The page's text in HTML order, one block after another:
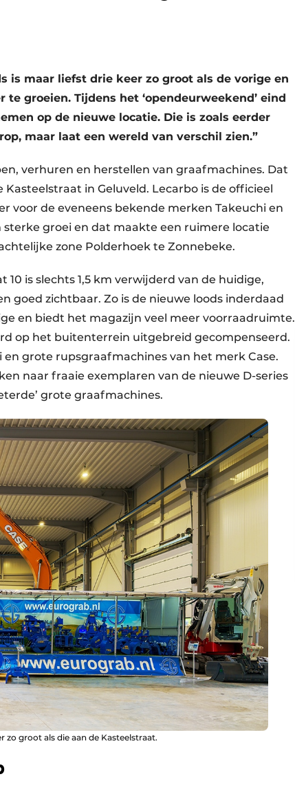
is maar liefst drie keer zo groot als de vorige en
groeien. Tijdens het ‘opendeurweekend’ eind
op de nieuwe locatie. Die is zoals eerder
maar laat een wereld van verschil zien.”
verhuren en herstellen van graafmachines. Dat
in Geluveld. Lecarbo is de officieel
voor de eveneens bekende merken Takeuchi en
groei en dat maakte een ruimere locatie
zone Polderhoek te Zonnebeke.
is slechts 1,5 km verwijderd van de huidige,
goed zichtbaar. Zo is de nieuwe loods inderdaad
en biedt het magazijn veel meer voorraadruimte.
op het buitenterrein uitgebreid gecompenseerd.
grote rupsgraafmachines van het merk Case.
naar fraaie exemplaren van de nieuwe D-series
grote graafmachines.
zo groot als die aan de Kasteelstraat.